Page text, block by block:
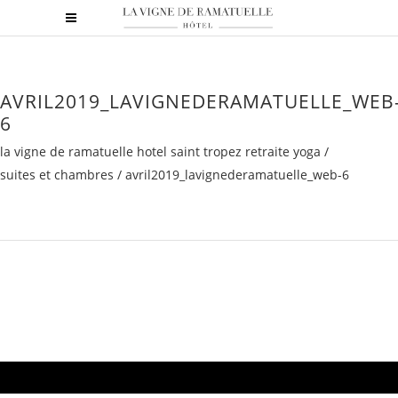
6
la vigne de ramatuelle hotel saint tropez retraite yoga /
suites et chambres / avril2019_lavignederamatuelle_web-6